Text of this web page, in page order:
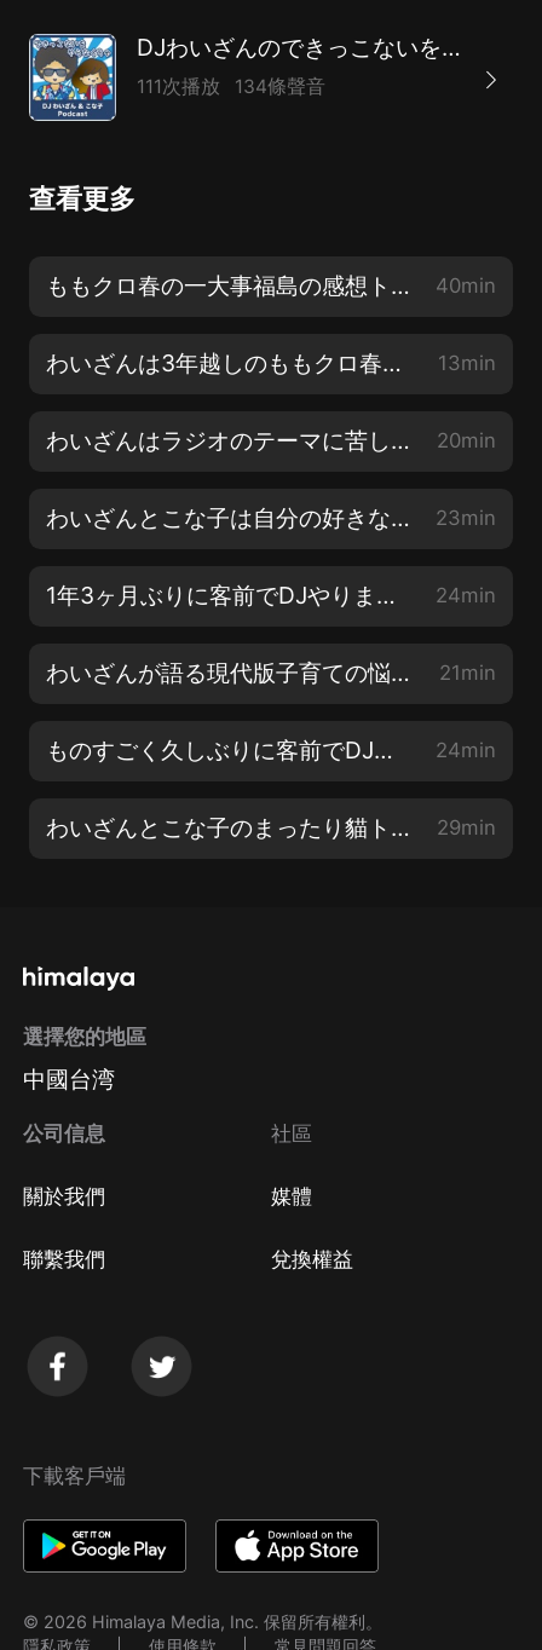
DJわいざんのできっこないをやらなくちゃ！
111次播放 134條聲音
查看更多
ももクロ春の一大事福島の感想トーク! 40min
わいざんは3年越しのももクロ春の一大事を楽しみにしているらしい 13min
わいざんはラジオのテーマに苦しんでいるようです… 20min
わいざんとこな子は自分の好きなことに正直でいたいと思います 23min
1年3ヶ月ぶりに客前でDJやりました 24min
わいざんが語る現代版子育ての悩み〜TikTok編〜 21min
ものすごく久しぶりに客前でDJやります… 24min
わいざんとこな子のまったり貓トーーーーーク!!! 29min
選擇您的地區
中國台湾
公司信息
關於我們
聯繫我們
社區
媒體
兌換權益
下載客戶端
© 2026 Himalaya Media, Inc. 保留所有權利。
隱私政策
使用條款 常見問題回答